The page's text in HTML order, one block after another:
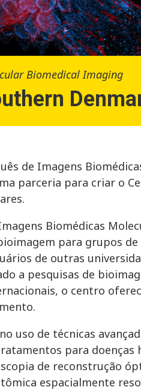
Biomedical Imaging
de Imagens
parceria para criar o
Biomédicas
para grupos
de outras
a pesquisas de
o centro
uso de técnicas
para doenças
de reconstrução
espacialmente